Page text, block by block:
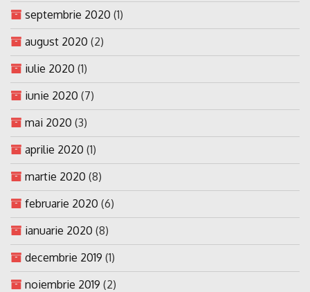
septembrie 2020 (1)
august 2020 (2)
iulie 2020 (1)
iunie 2020 (7)
mai 2020 (3)
aprilie 2020 (1)
martie 2020 (8)
februarie 2020 (6)
ianuarie 2020 (8)
decembrie 2019 (1)
noiembrie 2019 (2)